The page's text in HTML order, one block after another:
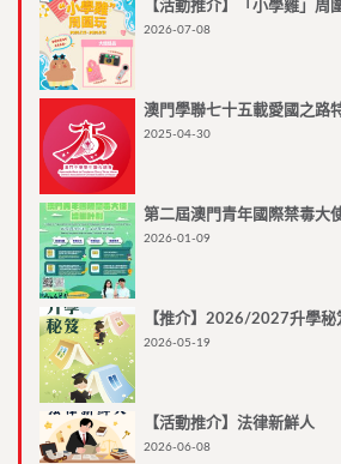
【活動推介】「小學雞」周
2026-07-08
澳門學聯七十五載愛國之路
2025-04-30
第二屆澳門青年國際禁毒大
2026-01-09
【推介】2026/2027升學秘
2026-05-19
【活動推介】法律新鮮人
2026-06-08